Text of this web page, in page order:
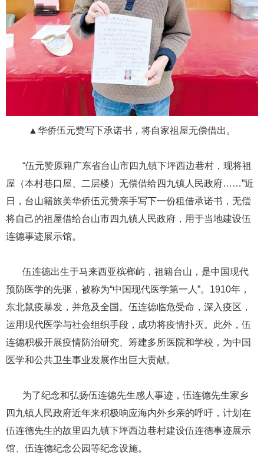
▲华侨伍元赞写下承诺书，将自家祖屋无偿借出。
​​​​​​​​​​​​​​​​​​​​​ ​​​​​​​“伍元赞原籍广东省台山市四九镇下坪西边巷村，现将祖
屋（本村巷口屋、二层楼）无偿借给四九镇人民政府……”近
日，台山籍旅美华侨伍元赞亲手写下一份租借承诺书，无偿
将自己的祖屋借给台山市四九镇人民政府，用于当地建设伍
连德事迹展示馆。
​​​​​​​ ​​​​​​​伍连德出生于马来西亚槟榔屿，祖籍台山，是中国现代
预防医学的先驱，被称为“中国现代医学第一人”。1910年，
东北鼠疫暴发，并危及全国。伍连德临危受命，深入疫区，
运用现代医学与社会组织手段，成功将疫情扑灭。此外，伍
连德积极开展疫情防治研究、筹建多所医院和学校，为中国
医学和公共卫生事业发展作出巨大贡献。
​​​​​​​ ​​​​​​​为了纪念和弘扬伍连德先生感人事迹，伍连德先生家乡
四九镇人民政府近年来积极响应海内外乡亲的呼吁，计划在
伍连德先生的故里四九镇下坪西边巷村建设伍连德事迹展示
馆、伍连德纪念公园等纪念设施。